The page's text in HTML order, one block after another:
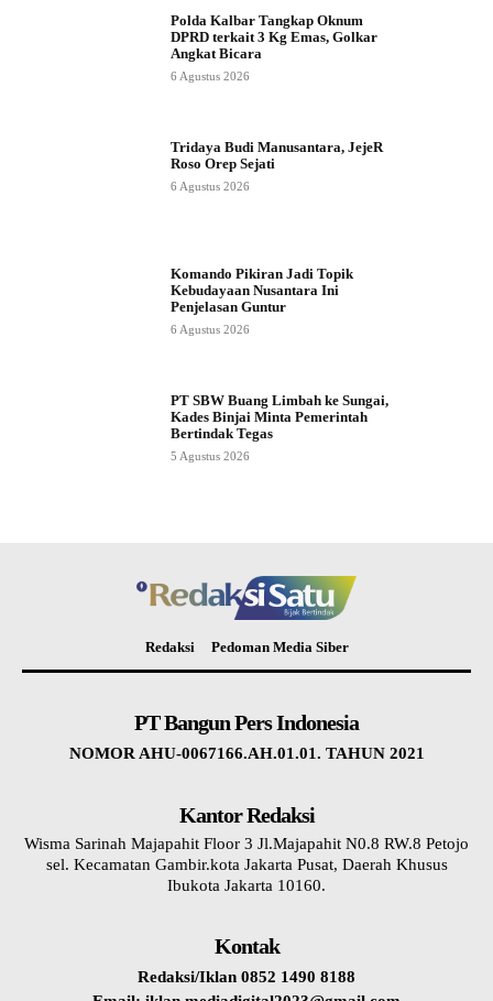
Polda Kalbar Tangkap Oknum
DPRD terkait 3 Kg Emas, Golkar
Angkat Bicara
6 Agustus 2026
Tridaya Budi Manusantara, JejeR
Roso Orep Sejati
6 Agustus 2026
Komando Pikiran Jadi Topik
Kebudayaan Nusantara Ini
Penjelasan Guntur
6 Agustus 2026
PT SBW Buang Limbah ke Sungai,
Kades Binjai Minta Pemerintah
Bertindak Tegas
5 Agustus 2026
Redaksi Pedoman Media Siber
PT Bangun Pers Indonesia
NOMOR AHU-0067166.AH.01.01. TAHUN 2021
Kantor Redaksi
Wisma Sarinah Majapahit Floor 3 Jl.Majapahit N0.8 RW.8 Petojo
sel. Kecamatan Gambir.kota Jakarta Pusat, Daerah Khusus
Ibukota Jakarta 10160.
Kontak
Redaksi/Iklan 0852 1490 8188